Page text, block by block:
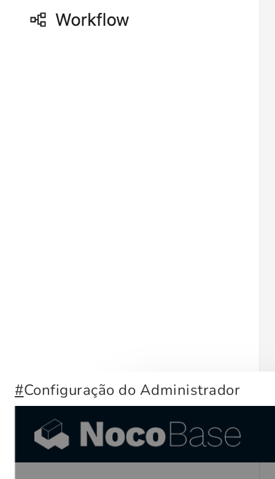
#Configuração do Administrador